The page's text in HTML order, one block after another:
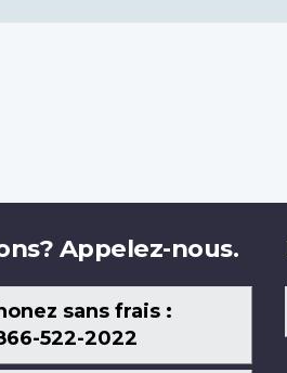
Appelez-nous.
sans frais :
522-2022